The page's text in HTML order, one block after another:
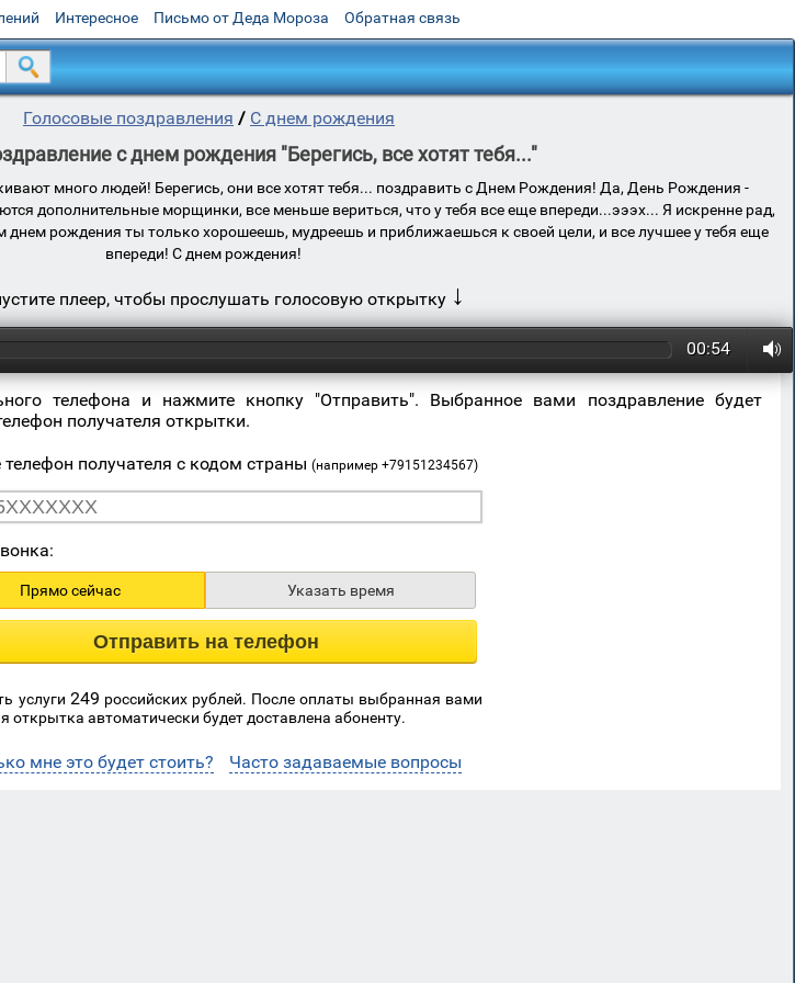
Интересное Письмо от Деда Мороза Обратная связь
Голосовые поздравления / С днем рождения
с днем рождения "Берегись, все хотят тебя..."
много людей! Берегись, они все хотят тебя... поздравить с Днем Рождения! Да, День Рождения -
дополнительные морщинки, все меньше вериться, что у тебя все еще впереди...эээх... Я искренне рад,
днем рождения ты только хорошеешь, мудреешь и приближаешься к своей цели, и все лучшее у тебя еще
впереди! С днем рождения!
плеер, чтобы прослушать голосовую открытку ↓
00:54
телефона и нажмите кнопку "Отправить". Выбранное вами поздравление будет
получателя открытки.
телефон получателя с кодом страны(например +79151234567)
Прямо сейчас Указать время
Отправить на телефон
услуги 249 российских рублей. После оплаты выбранная вами
открытка автоматически будет доставлена абоненту.
мне это будет стоить? Часто задаваемые вопросы